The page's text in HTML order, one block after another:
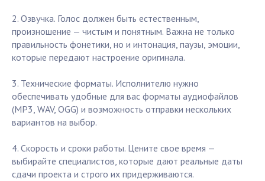
2. Озвучка. Голос должен быть естественным,
произношение — чистым и понятным. Важна не только
правильность фонетики, но и интонация, паузы, эмоции,
которые передают настроение оригинала.
3. Технические форматы. Исполнителю нужно
обеспечивать удобные для вас форматы аудиофайлов
(MP3, WAV, OGG) и возможность отправки нескольких
вариантов на выбор.
4. Скорость и сроки работы. Цените свое время —
выбирайте специалистов, которые дают реальные даты
сдачи проекта и строго их придерживаются.